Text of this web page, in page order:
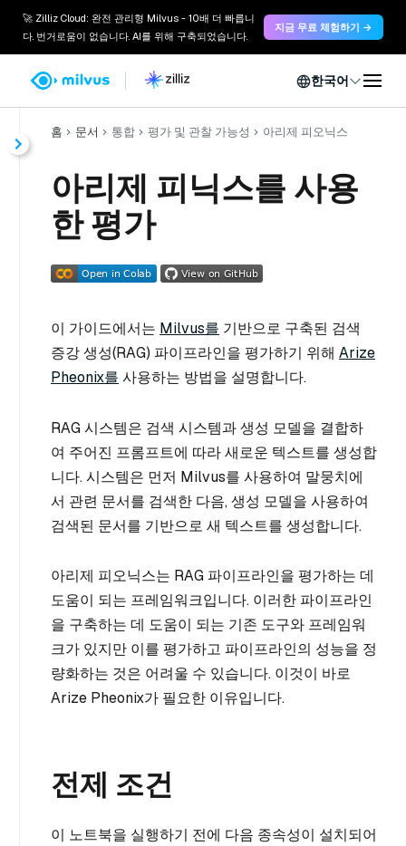
🚀 Zilliz Cloud: 완전 관리형 Milvus - 10배 더 빠릅니
다. 번거로움이 없습니다. AI를 위해 구축되었습니다.
지금 무료 체험하기 →
한국어
홈 문서 통합 평가 및 관찰 가능성 아리제 피오닉스
아리제 피닉스를 사용
한 평가
이 가이드에서는 Milvus를 기반으로 구축된 검색
증강 생성(RAG) 파이프라인을 평가하기 위해 Arize
Pheonix를 사용하는 방법을 설명합니다.
RAG 시스템은 검색 시스템과 생성 모델을 결합하
여 주어진 프롬프트에 따라 새로운 텍스트를 생성합
니다. 시스템은 먼저 Milvus를 사용하여 말뭉치에
서 관련 문서를 검색한 다음, 생성 모델을 사용하여
검색된 문서를 기반으로 새 텍스트를 생성합니다.
아리제 피오닉스는 RAG 파이프라인을 평가하는 데
도움이 되는 프레임워크입니다. 이러한 파이프라인
을 구축하는 데 도움이 되는 기존 도구와 프레임워
크가 있지만 이를 평가하고 파이프라인의 성능을 정
량화하는 것은 어려울 수 있습니다. 이것이 바로
Arize Pheonix가 필요한 이유입니다.
전제 조건
이 노트북을 실행하기 전에 다음 종속성이 설치되어